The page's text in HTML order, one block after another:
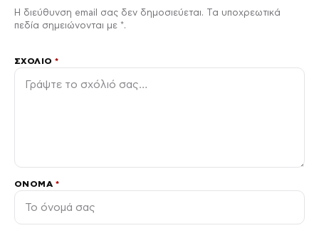
Η διεύθυνση email σας δεν δημοσιεύεται. Τα υποχρεωτικά
πεδία σημειώνονται με *.
ΣΧΌΛΙΟ*
ΌΝΟΜΑ *